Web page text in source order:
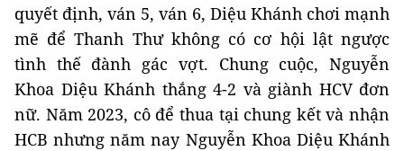
quyết định, ván 5, ván 6, Diệu Khánh chơi mạnh
mẽ để Thanh Thư không có cơ hội lật ngược
tình thế đành gác vợt. Chung cuộc, Nguyễn
Khoa Diệu Khánh thắng 4-2 và giành HCV đơn
nữ. Năm 2023, cô để thua tại chung kết và nhận
HCB nhưng năm nay Nguyễn Khoa Diệu Khánh